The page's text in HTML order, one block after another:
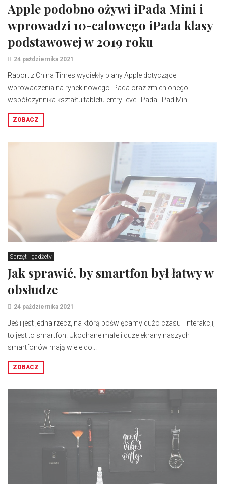
Apple podobno ożywi iPada Mini i
wprowadzi 10-calowego iPada klasy
podstawowej w 2019 roku
24 października 2021
Raport z China Times wyciekły plany Apple dotyczące
wprowadzenia na rynek nowego iPada oraz zmienionego
współczynnika kształtu tabletu entry-level iPada. iPad Mini...
ZOBACZ
Sprzęt i gadżety
Jak sprawić, by smartfon był łatwy w
obsłudze
24 października 2021
Jeśli jest jedna rzecz, na którą poświęcamy dużo czasu i interakcji,
to jest to smartfon. Ukochane małe i duże ekrany naszych
smartfonów mają wiele do...
ZOBACZ